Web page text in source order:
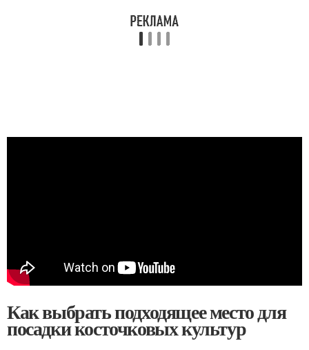
Как выбрать подходящее место для
посадки косточковых культур